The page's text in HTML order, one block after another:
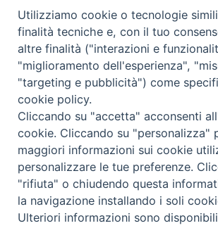
Don Mario Cafiero, in data 18 febbraio
stato nominato Parroco della
Filippo e Giacomo” Cattedrale di
More
Utilizziamo cookie o tecnologie
finalità tecniche e, con il tuo
altre finalità ("interazioni e
"miglioramento dell'esperienza",
"targeting e pubblicità") come
cookie policy.
Cliccando su "accetta" acconsenti
cookie. Cliccando su "personalizza"
maggiori informazioni sui cookie
personalizzare le tue preferenze.
"rifiuta" o chiudendo questa
la navigazione installando i soli
Ulteriori informazioni sono